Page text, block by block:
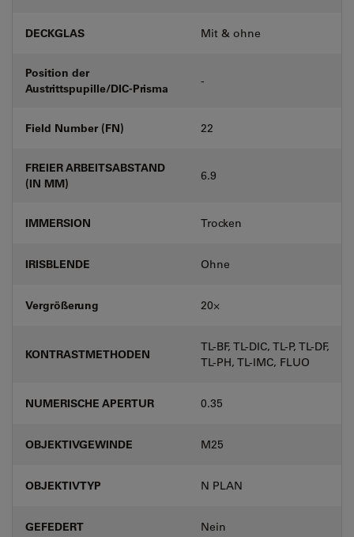
DECKGLAS Mit & ohne
Position der
Austrittspupille/DIC-Prisma
-
Field Number (FN) 22
FREIER ARBEITSABSTAND
(IN MM)
6.9
IMMERSION Trocken
IRISBLENDE Ohne
Vergrößerung 20⨉
KONTRASTMETHODEN
TL-BF, TL-DIC, TL-P, TL-DF,
TL-PH, TL-IMC, FLUO
NUMERISCHE APERTUR 0.35
OBJEKTIVGEWINDE M25
OBJEKTIVTYP N PLAN
GEFEDERT Nein